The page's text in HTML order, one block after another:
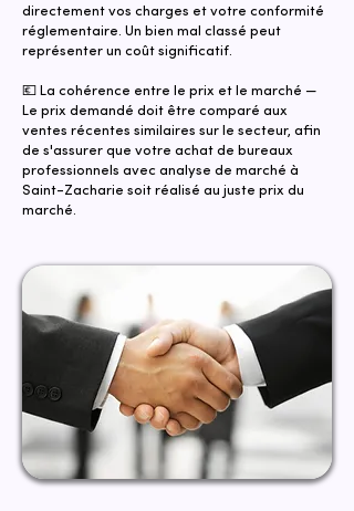
directement vos charges et votre conformité
réglementaire. Un bien mal classé peut
représenter un coût significatif.
💶 La cohérence entre le prix et le marché —
Le prix demandé doit être comparé aux
ventes récentes similaires sur le secteur, afin
de s'assurer que votre achat de bureaux
professionnels avec analyse de marché à
Saint-Zacharie soit réalisé au juste prix du
marché.